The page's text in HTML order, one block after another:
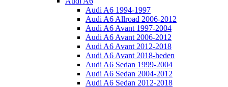
Audi A6 1994-1997
Audi A6 Allroad 2006-2012
Audi A6 Avant 1997-2004
Audi A6 Avant 2006-2012
Audi A6 Avant 2012-2018
Audi A6 Avant 2018-heden
Audi A6 Sedan 1999-2004
Audi A6 Sedan 2004-2012
Audi A6 Sedan 2012-2018